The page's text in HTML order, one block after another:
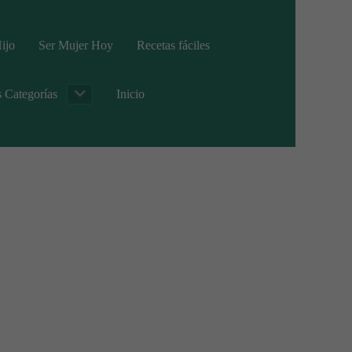
Ser Mujer Hoy Recetas fáciles
Categorías Inicio